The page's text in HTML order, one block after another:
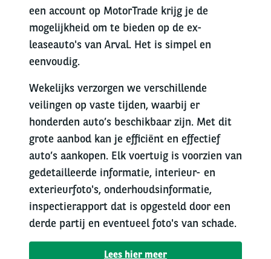
een account op MotorTrade krijg je de
mogelijkheid om te bieden op de ex-
leaseauto's van Arval. Het is simpel en
eenvoudig.
Wekelijks verzorgen we verschillende
veilingen op vaste tijden, waarbij er
honderden auto’s beschikbaar zijn. Met dit
grote aanbod kan je efficiënt en effectief
auto’s aankopen. Elk voertuig is voorzien van
gedetailleerde informatie, interieur- en
exterieurfoto's, onderhoudsinformatie,
inspectierapport dat is opgesteld door een
derde partij en eventueel foto's van schade.
Lees hier meer